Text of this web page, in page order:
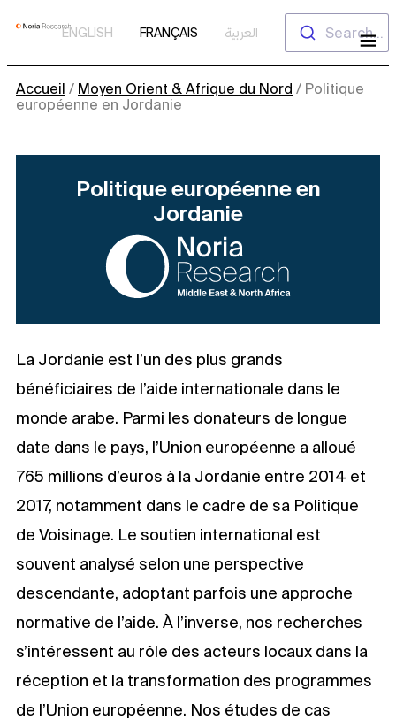
Aller
ENGLISH FRANÇAIS العربية Search...
Accueil / Moyen Orient & Afrique du Nord / Politique
européenne en Jordanie
Politique européenne en
Jordanie
La Jordanie est l’un des plus grands
bénéficiaires de l’aide internationale dans le
monde arabe. Parmi les donateurs de longue
date dans le pays, l’Union européenne a alloué
765 millions d’euros à la Jordanie entre 2014 et
2017, notamment dans le cadre de sa Politique
de Voisinage. Le soutien international est
souvent analysé selon une perspective
descendante, adoptant parfois une approche
normative de l’aide. À l’inverse, nos recherches
s’intéressent au rôle des acteurs locaux dans la
réception et la transformation des programmes
de l’Union européenne. Nos études de cas